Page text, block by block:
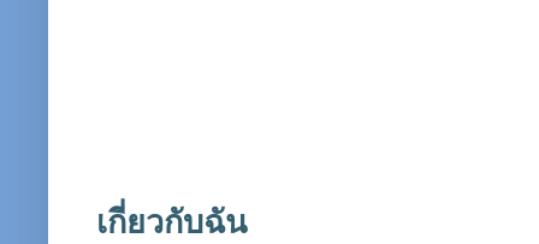
เกี่ยวกับฉัน